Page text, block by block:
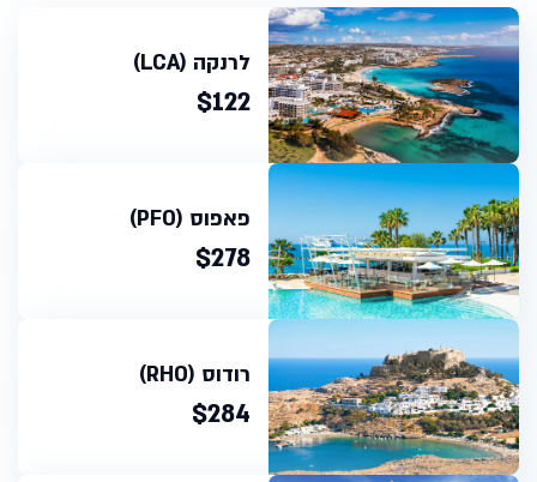
לרנקה (LCA)
$122
פאפוס (PFO)
$278
רודוס (RHO)
$284